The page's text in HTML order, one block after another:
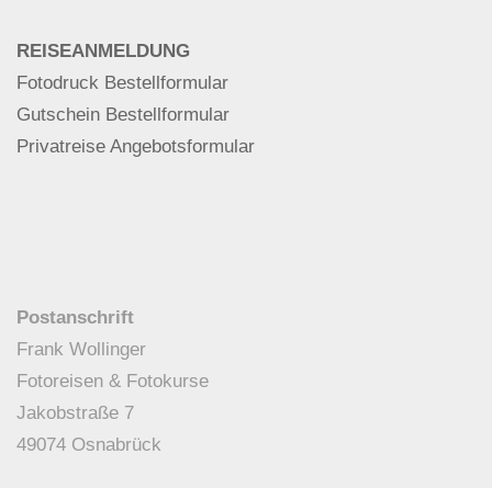
REISEANMELDUNG
Fotodruck Bestellformular
Gutschein Bestellformular
Privatreise Angebotsformular
Postanschrift
Frank Wollinger
Fotoreisen & Fotokurse
Jakobstraße 7
49074 Osnabrück